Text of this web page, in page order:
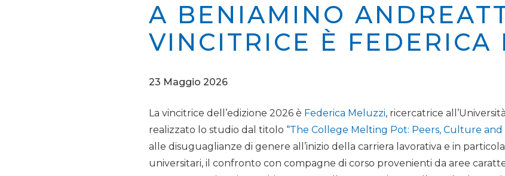
A BENIAMINO
VINCITRICE È FEDERICA
23 Maggio 2026
La vincitrice dell’edizione 2026 è Federica Meluzzi, ricercatrice
realizzato lo studio dal titolo “The College Melting Pot: Peers, Culture and
alle disuguaglianze di genere all’inizio della carriera lavorativa e in
universitari, il confronto con compagne di corso provenienti da aree